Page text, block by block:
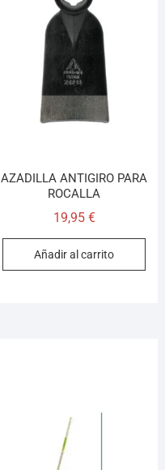
AZADILLA ANTIGIRO PARA
ROCALLA
19,95 €
Añadir al carrito